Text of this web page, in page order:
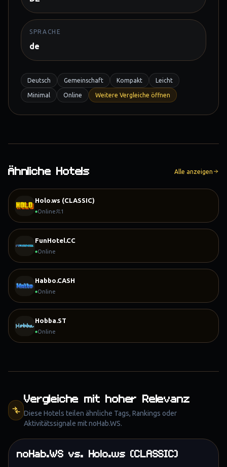
SPRACHE
de
Deutsch Gemeinschaft Kompakt Leicht
Minimal Online Weitere Vergleiche öffnen
Ähnliche Hotels Alle anzeigen
Holo.ws (CLASSIC)
Online 1
FunHotel.CC
Online
Habbo.CASH
Online
Hobba.ST
Online
Vergleiche mit hoher Relevanz
Diese Hotels teilen ähnliche Tags, Rankings oder
Aktivitätssignale mitnoHab.WS.
noHab.WS vs. Holo.ws (CLASSIC)